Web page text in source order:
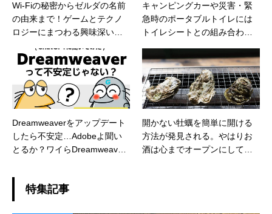
Wi-Fiの秘密からゼルダの名前
の由来まで！ゲームとテクノ
ロジーにまつわる興味深いト
キャンピングカーや災害・緊
急時のポータブルトイレには
トイレシートとの組み合わせ
サッと回収できて衛生的、さ
らにコスパも良き
Dreamweaverをアップデート
したら不安定…Adobeよ聞い
とるか？ワイらDreamweaver
開かない牡蠣を簡単に開ける
方法が発見される。やはりお
酒は心までオープンにしてく
特集記事